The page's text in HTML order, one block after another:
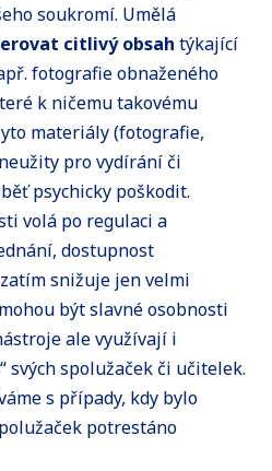
soukromí. Umělá
citlivý obsah týkající
fotografie obnaženého
k ničemu takovému
materiály (fotografie,
pro vydírání či
psychicky poškodit.
volá po regulaci a
dostupnost
snižuje jen velmi
být slavné osobnosti
ale využívají i
svých spolužaček či učitelek.
s případy, kdy bylo
potrestáno